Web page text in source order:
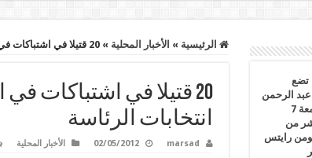
الرئيسية » الأخبار المحلية » 20 قتيلا في اشتباكات في القاهرة قبل ثلاثة اسابيع من انتخابات الرئاسة
20 قتيلا في اشتباكات
انتخابات الرئاسة
marsad
02/05/2012 الأخبار المحلية
تضع
الرحمن
السيد صداع سياسي جديد للسيسي .. الجمعة 7
من
رايتس